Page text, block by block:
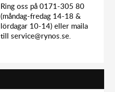
Ring oss på 0171-305 80
(måndag-fredag 14-18 &
lördagar 10-14) eller maila
till service@rynos.se.